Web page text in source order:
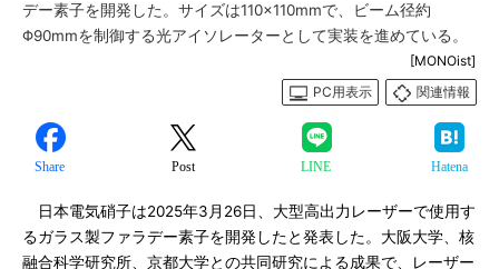
デー素子を開発した。サイズは110×110mmで、ビーム径約
Φ90mmを制御する光アイソレーターとして実装を進めている。
[MONOist]
PC用表示
関連情報
Share Post LINE Hatena
日本電気硝子は2025年3月26日、大型高出力レーザーで使用す
るガラス製ファラデー素子を開発したと発表した。大阪大学、核
融合科学研究所、京都大学との共同研究による成果で、レーザー